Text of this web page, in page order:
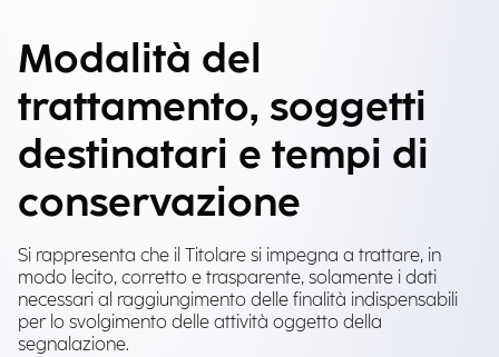
Modalità del
trattamento, soggetti
destinatari e tempi di
conservazione
Si rappresenta che il Titolare si impegna a trattare, in
modo lecito, corretto e trasparente, solamente i dati
necessari al raggiungimento delle finalità indispensabili
per lo svolgimento delle attività oggetto della
segnalazione.